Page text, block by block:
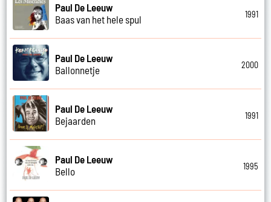
Paul De Leeuw
Baas van het hele spul
1991
Paul De Leeuw
Ballonnetje
2000
Paul De Leeuw
Bejaarden
1991
Paul De Leeuw
Bello
1995